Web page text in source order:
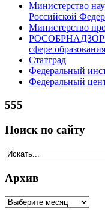
Министерство
Российской
Министерство
РОСОБРНАДЗОР –
сфере
Статград
Федеральный
Федеральный
555
Поиск по сайту
Архив